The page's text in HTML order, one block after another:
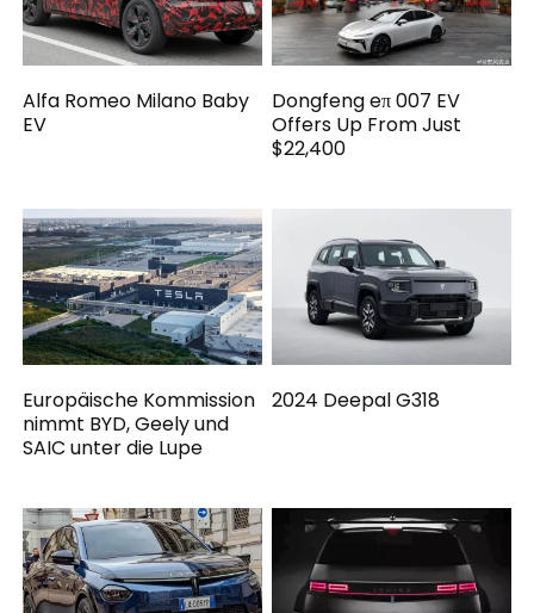
Alfa Romeo Milano Baby
EV
Dongfeng eπ 007 EV
Offers Up From Just
$22,400
Europäische Kommission
nimmt BYD, Geely und
SAIC unter die Lupe
2024 Deepal G318